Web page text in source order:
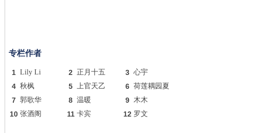
专栏作者
1 Lily Li 2 正月十五 3 心宇
4 秋枫 5 上官天乙 6 荷莲耦园夏
7 郭歌华 8 温暖 9 木木
10 张酒阁 11 卡宾 12 罗文